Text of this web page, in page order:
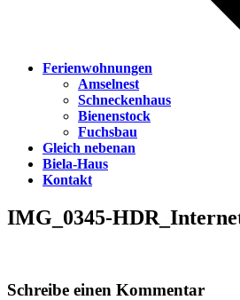
Ferienwohnungen
Amselnest
Schneckenhaus
Bienenstock
Fuchsbau
Gleich nebenan
Biela-Haus
Kontakt
IMG_0345-
Schreibe einen Kommentar